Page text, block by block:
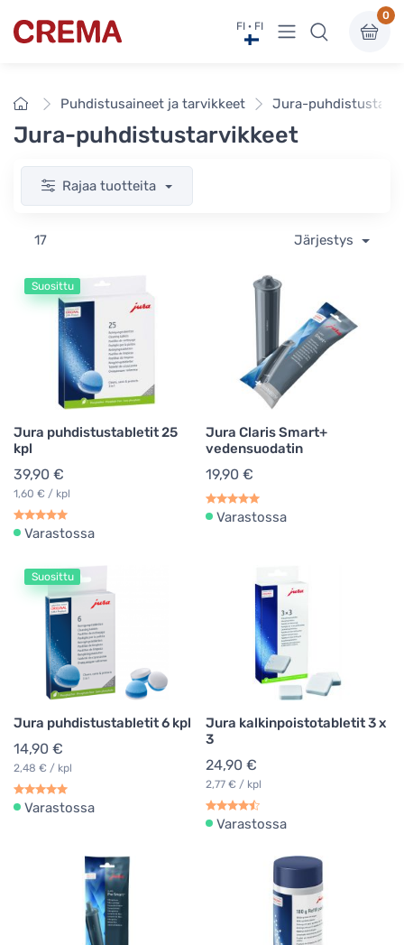
Crema FI · FI Näytä valikko
0
EtusivuPuhdistusaineet ja tarvikkeet Jura-
Jura-puhdistustarvikkeet
Rajaa tuotteita
17 Järjestys
Suosittu
Jura puhdistustabletit 25
kpl
39,90 €
1,60 € / kpl
Varastossa
Jura Claris Smart+
vedensuodatin
19,90 €
Varastossa
Suosittu
Jura puhdistustabletit 6 kpl
14,90 €
2,48 € / kpl
Varastossa
Jura kalkinpoistotabletit 3 x
3
24,90 €
2,77 € / kpl
Varastossa